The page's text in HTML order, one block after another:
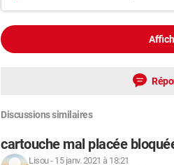
Discussions similaires
cartouche mal placée
Lisou- 15 janv. 2021 à 18:21